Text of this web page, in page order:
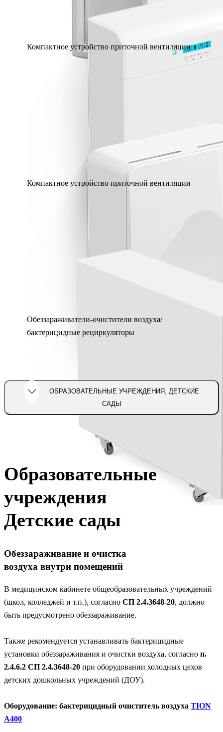
Компактное устройство приточной вентиляции
Компактное устройство приточной вентиляции
Обеззараживатели-очистители воздуха/
бактерицидные рециркуляторы
САДЫ
Образовательные
учреждения
Детские сады
Обеззараживание и очистка
воздуха внутри помещений
В медицинском кабинете общеобразовательных учреждений
(школ, колледжей и т.п.), согласно СП 2.4.3648-20, должно
быть предусмотрено обеззараживание.
Также рекомендуется устанавливать бактерицидные
установки обеззараживания и очистки воздуха, согласно п.
2.4.6.2 СП 2.4.3648-20 при оборудовании холодных цехов
детских дошкольных учреждений (ДОУ).
Оборудование: бактерицидный очиститель воздуха TION
A400